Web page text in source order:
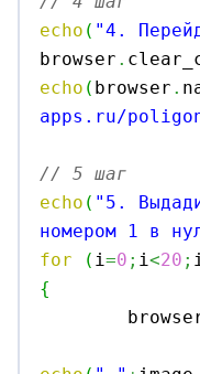
echo ( "4.
browser .
echo ( browser .
apps.ru/
// 5 шаг
echo ( "5.
номером 1 в
for
( i=0 ; i<20 ;
{